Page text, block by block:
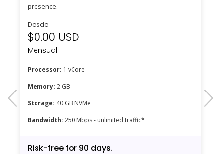
presence.
Desde
$0.00 USD
Mensual
Processor: 1 vCore
Memory: 2 GB
Storage: 40 GB NVMe
Bandwidth: 250 Mbps - unlimited traffic*
Risk-free for 90 days.
prev next